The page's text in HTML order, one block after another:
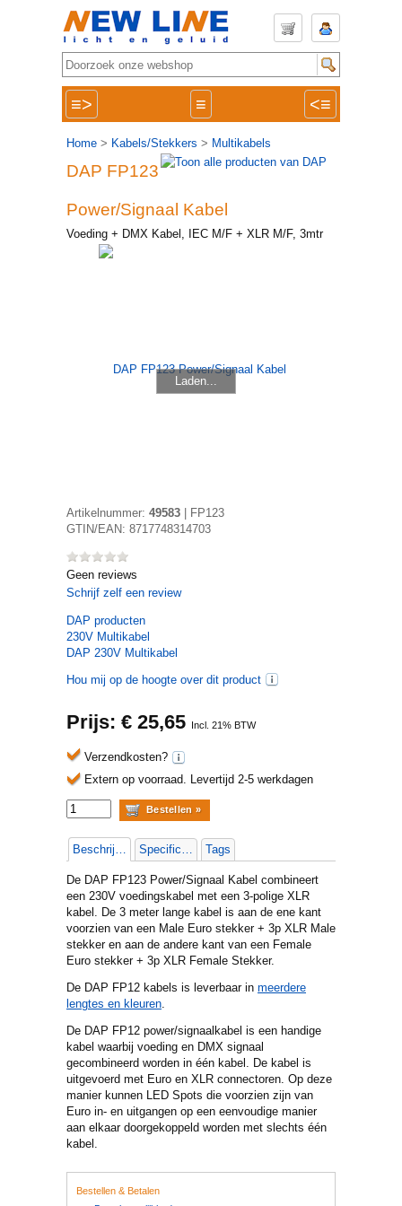
≡> ≡ <≡
Home > Kabels/Stekkers > Multikabels
DAP FP123
Power/Signaal Kabel
Voeding + DMX Kabel, IEC M/F + XLR M/F, 3mtr
Laden...
Artikelnummer: 49583
FP123
GTIN/EAN: 8717748314703
Geen reviews
Schrijf zelf een review
DAP producten
230V Multikabel
DAP 230V Multikabel
Hou mij op de hoogte over dit product
Prijs: € 25,65 Incl. 21% BTW
Verzendkosten?
Extern op voorraad. Levertijd 2-5 werkdagen
Beschrijving Specificaties Tags
De DAP FP123 Power/Signaal Kabel combineert
een 230V voedingskabel met een 3-polige XLR
kabel. De 3 meter lange kabel is aan de ene kant
voorzien van een Male Euro stekker + 3p XLR Male
stekker en aan de andere kant van een Female
Euro stekker + 3p XLR Female Stekker.
De DAP FP12 kabels is leverbaar in meerdere
lengtes en kleuren.
De DAP FP12 power/signaalkabel is een handige
kabel waarbij voeding en DMX signaal
gecombineerd worden in één kabel. De kabel is
uitgevoerd met Euro en XLR connectoren. Op deze
manier kunnen LED Spots die voorzien zijn van
Euro in- en uitgangen op een eenvoudige manier
aan elkaar doorgekoppeld worden met slechts één
kabel.
Bestellen & Betalen